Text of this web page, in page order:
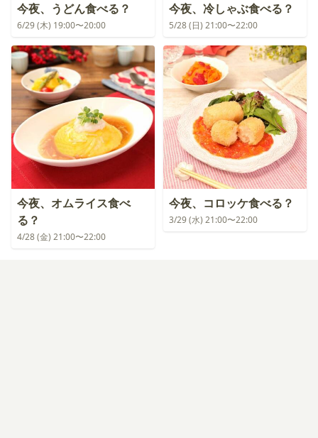
今夜、うどん食べる？
6/29 (木) 19:00〜20:00
今夜、冷しゃぶ食べる？
5/28 (日) 21:00〜22:00
今夜、オムライス食べ
る？
4/28 (金) 21:00〜22:00
今夜、コロッケ食べる？
3/29 (水) 21:00〜22:00